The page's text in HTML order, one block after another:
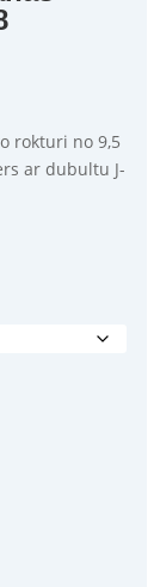
rokturi no 9,5
ar dubultu J-
carton) daudzums